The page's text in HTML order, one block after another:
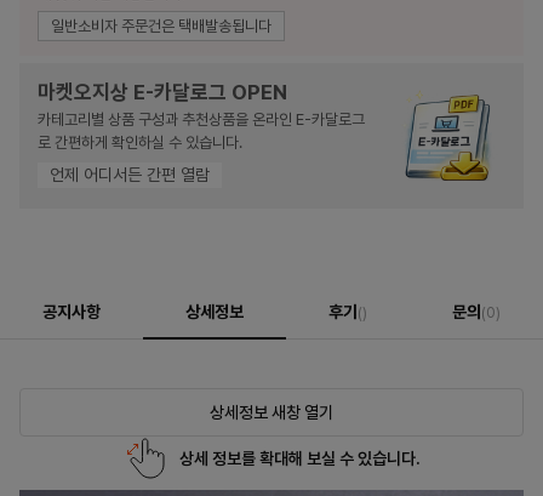
일반소비자 주문건은 택배발송됩니다
마켓오지상 E-카달로그 OPEN
카테고리별 상품 구성과 추천상품을 온라인 E-카달로그
로 간편하게 확인하실 수 있습니다.
언제 어디서든 간편 열람
공지사항 상세정보 후기 () 문의 (0)
상세정보 새창 열기
상세 정보를 확대해 보실 수 있습니다.